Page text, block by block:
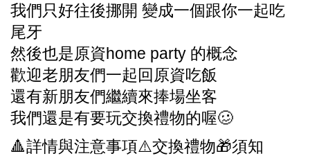
我們只好往後挪開 變成一個跟你一起吃
尾牙
然後也是原資home party 的概念
歡迎老朋友們一起回原資吃飯
還有新朋友們繼續來捧場坐客
我們還是有要玩交換禮物的喔🥴
🔺詳情與注意事項⚠️交換禮物🎁須知